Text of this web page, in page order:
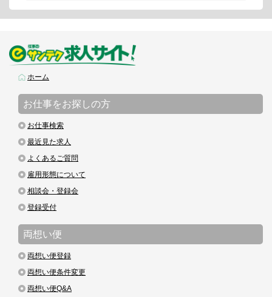
ホーム
お仕事をお探しの方
お仕事検索
最近見た求人
よくあるご質問
雇用形態について
相談会・登録会
登録受付
両想い便
両想い便登録
両想い便条件変更
両想い便Q&A